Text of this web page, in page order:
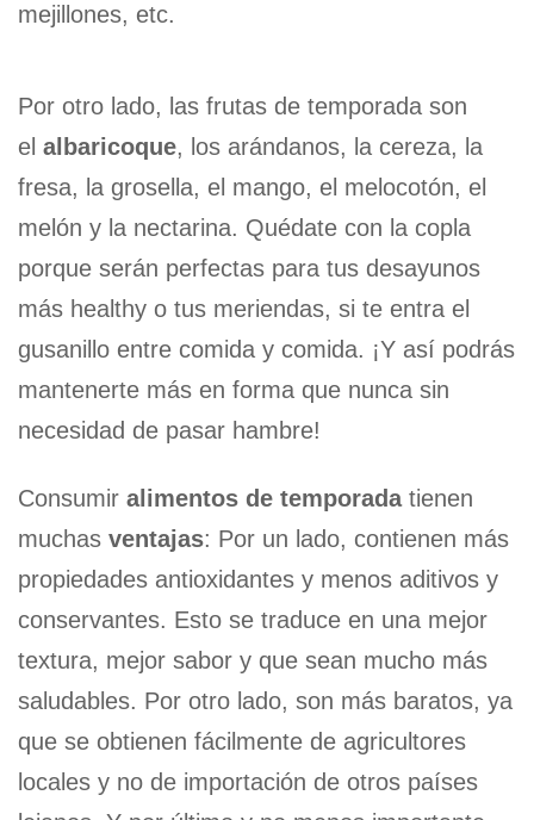
mejillones, etc.
Por otro lado, las frutas de temporada son
el albaricoque, los arándanos, la cereza, la
fresa, la grosella, el mango, el melocotón, el
melón y la nectarina. Quédate con la copla
porque serán perfectas para tus desayunos
más healthy o tus meriendas, si te entra el
gusanillo entre comida y comida. ¡Y así podrás
mantenerte más en forma que nunca sin
necesidad de pasar hambre!
Consumir alimentos de temporadatienen
muchas ventajas: Por un lado, contienen más
propiedades antioxidantes y menos aditivos y
conservantes. Esto se traduce en una mejor
textura, mejor sabor y que sean mucho más
saludables. Por otro lado, son más baratos, ya
que se obtienen fácilmente de agricultores
locales y no de importación de otros países